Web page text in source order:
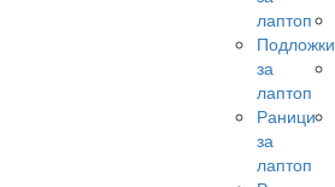
лаптоп
Подложки
за
лаптоп
Раници
за
лаптоп